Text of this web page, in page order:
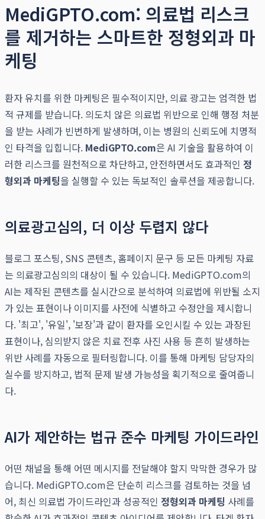
MediGPTO.com: 의료법 리스크
를 제거하는 스마트한 정형외과 마
케팅
환자 유치를 위한 마케팅은 필수적이지만, 의료 광고는 엄격한 법
적 규제를 받습니다. 의도치 않은 의료법 위반으로 인해 행정 처분
을 받는 사례가 빈번하게 발생하며, 이는 병원의 신뢰도에 치명적
인 타격을 입힙니다. MediGPTO.com은 AI 기술을 활용하여 이
러한 리스크를 원천적으로 차단하고, 안전하면서도 효과적인 정
형외과 마케팅을 실행할 수 있는 독보적인 솔루션을 제공합니다.
의료광고심의, 더 이상 두렵지 않다
블로그 포스팅, SNS 콘텐츠, 홈페이지 문구 등 모든 마케팅 자료
는 의료광고심의의 대상이 될 수 있습니다. MediGPTO.com의
AI는 제작된 콘텐츠를 실시간으로 분석하여 의료법에 위반될 소지
가 있는 표현이나 이미지를 사전에 식별하고 수정안을 제시합니
다. '최고', '유일', '보장'과 같이 환자를 오인시킬 수 있는 과장된
표현이나, 심의받지 않은 치료 전후 사진 사용 등 흔히 발생하는
위반 사례를 자동으로 필터링합니다. 이를 통해 마케팅 담당자의
실수를 방지하고, 법적 문제 발생 가능성을 획기적으로 줄여줍니
다.
AI가 제안하는 법규 준수 마케팅 가이드라인
어떤 채널을 통해 어떤 메시지를 전달해야 할지 막막한 경우가 많
습니다. MediGPTO.com은 단순히 리스크를 검토하는 것을 넘
어, 최신 의료법 가이드라인과 성공적인 정형외과 마케팅 사례를